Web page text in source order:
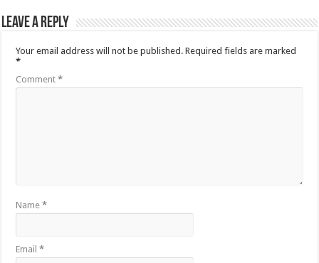
Leave a Reply
Your email address will not be published. Required fields are marked
*
Comment*
Name*
Email*